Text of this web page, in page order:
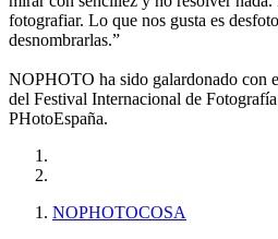
fotografiar. Lo que nos gusta es
desnombrarlas.”
NOPHOTO ha sido galardonado con
del Festival Internacional de
PHotoEspaña.
NOPHOTOCOSA